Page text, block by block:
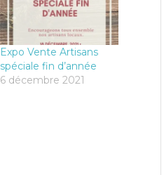
Expo Vente Artisans
spéciale fin d’année
6 décembre 2021